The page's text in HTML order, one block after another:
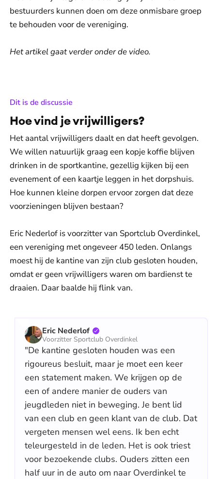
bestuurders kunnen doen om deze onmisbare groep
te behouden voor de vereniging.
Het artikel gaat verder onder de video.
De weergave van deze video vereist jouw
Dit is de discussie
Hoe vind je vrijwilligers?
Het aantal vrijwilligers daalt en dat heeft gevolgen.
We willen natuurlijk graag een kopje koffie blijven
drinken in de sportkantine, gezellig kijken bij een
evenement of een kaartje leggen in het dorpshuis.
Hoe kunnen kleine dorpen ervoor zorgen dat deze
voorzieningen blijven bestaan?
Eric Nederlof is voorzitter van Sportclub Overdinkel,
een vereniging met ongeveer 450 leden. Onlangs
moest hij de kantine van zijn club gesloten houden,
omdat er geen vrijwilligers waren om bardienst te
draaien. Daar baalde hij flink van.
Eric Nederlof
Voorzitter Sportclub Overdinkel
"De kantine gesloten houden was een
rigoureus besluit, maar je moet een keer
een statement maken. We krijgen op de
een of andere manier de ouders van
jeugdleden niet in beweging. Je bent lid
van een club en geen klant van de club. Dat
vergeten mensen wel eens. Ik ben echt
teleurgesteld in de leden. Het is ook triest
voor bezoekende clubs. Ouders zitten een
half uur in de auto om naar Overdinkel te